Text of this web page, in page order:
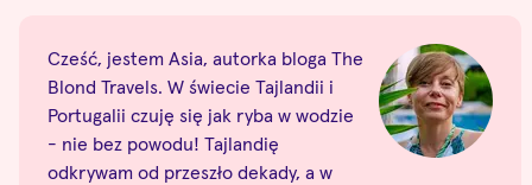
Cześć, jestem Asia, autorka bloga The
Blond Travels. W świecie Tajlandii i
Portugalii czuję się jak ryba w wodzie
- nie bez powodu! Tajlandię
odkrywam od przeszło dekady, a w